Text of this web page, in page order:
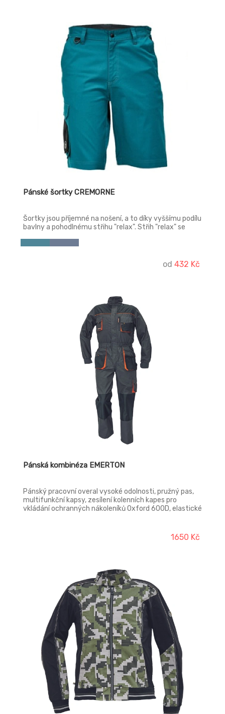
Pánské šortky CREMORNE
Šortky jsou příjemné na nošení, a to díky vyššímu podílu
bavlny a pohodlnému střihu "relax". Střih "relax" se
od 432 Kč
Pánská kombinéza EMERTON
Pánský pracovní overal vysoké odolnosti, pružný pas,
multifunkční kapsy, zesílení kolenních kapes pro
vkládání ochranných nákoleníků Oxford 600D, elastické
1650 Kč